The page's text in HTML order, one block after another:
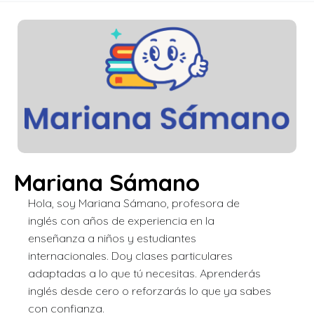
Mariana Sámano
Hola, soy Mariana Sámano, profesora de
inglés con años de experiencia en la
enseñanza a niños y estudiantes
internacionales. Doy clases particulares
adaptadas a lo que tú necesitas. Aprenderás
inglés desde cero o reforzarás lo que ya sabes
con confianza.